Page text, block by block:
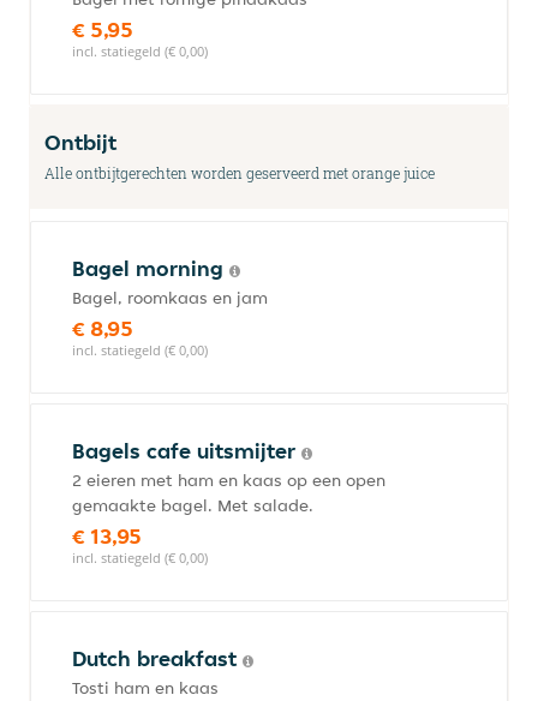
€ 5,95
incl. statiegeld (€ 0,00)
Ontbijt
Alle ontbijtgerechten worden geserveerd met orange juice
Bagel morning
Bagel, roomkaas en jam
€ 8,95
incl. statiegeld (€ 0,00)
Bagels cafe uitsmijter
2 eieren met ham en kaas op een open
gemaakte bagel. Met salade.
€ 13,95
incl. statiegeld (€ 0,00)
Dutch breakfast
Tosti ham en kaas